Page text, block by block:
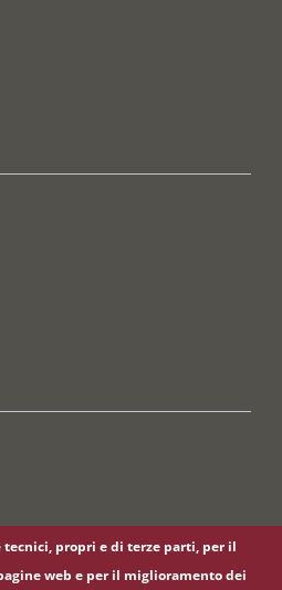
propri e di terze parti, per il
web e per il miglioramento dei